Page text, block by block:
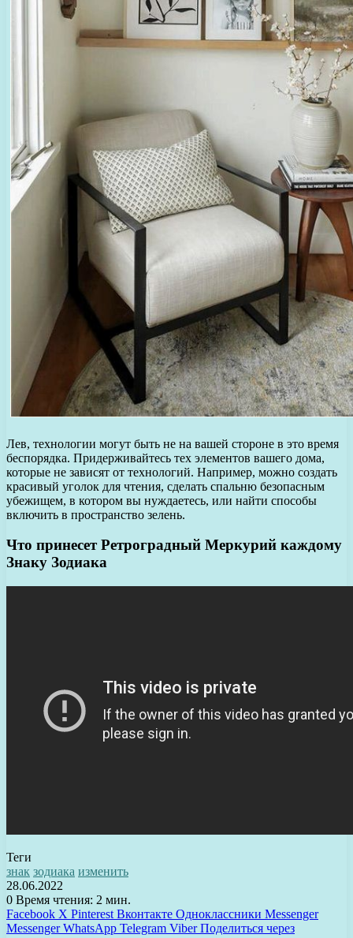
Лев, технологии могут быть не на вашей стороне в это время
беспорядка. Придерживайтесь тех элементов вашего дома,
которые не зависят от технологий. Например, можно создать
красивый уголок для чтения, сделать спальню безопасным
убежищем, в котором вы нуждаетесь, или найти способы
включить в пространство зелень.
Что принесет Ретроградный Меркурий каждому
Знаку Зодиака
Теги
знак зодиака изменить
28.06.2022
0 Время чтения: 2 мин.
Facebook X Pinterest Вконтакте Одноклассники Messenger
Messenger WhatsApp Telegram Viber Поделиться через